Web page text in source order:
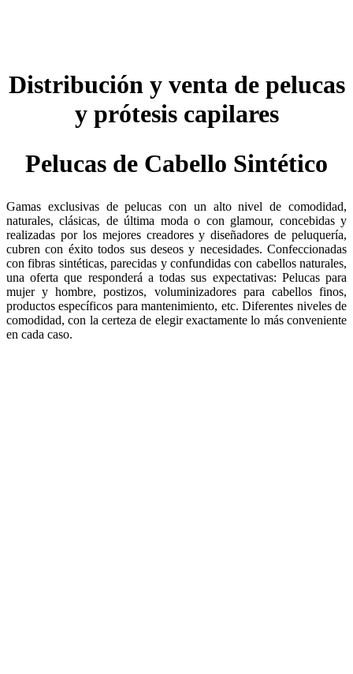
Distribución y venta de pelucas
y prótesis capilares
Pelucas de Cabello Sintético
Gamas exclusivas de pelucas con un alto nivel de comodidad,
naturales, clásicas, de última moda o con glamour, concebidas y
realizadas por los mejores creadores y diseñadores de peluquería,
cubren con éxito todos sus deseos y necesidades. Confeccionadas
con fibras sintéticas, parecidas y confundidas con cabellos naturales,
una oferta que responderá a todas sus expectativas: Pelucas para
mujer y hombre, postizos, voluminizadores para cabellos finos,
productos específicos para mantenimiento, etc. Diferentes niveles de
comodidad, con la certeza de elegir exactamente lo más conveniente
en cada caso.